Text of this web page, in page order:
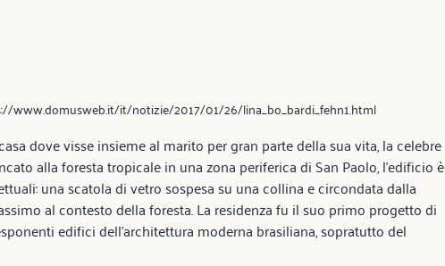
www.domusweb.it/it/notizie/2017/01/26/lina_bo_bardi_fehn1.html
dove visse insieme al marito per gran parte della sua vita, la celebre
alla foresta tropicale in una zona periferica di San Paolo, l’edificio è
una scatola di vetro sospesa su una collina e circondata dalla
al contesto della foresta. La residenza fu il suo primo progetto di
edifici dell’architettura moderna brasiliana, sopratutto del